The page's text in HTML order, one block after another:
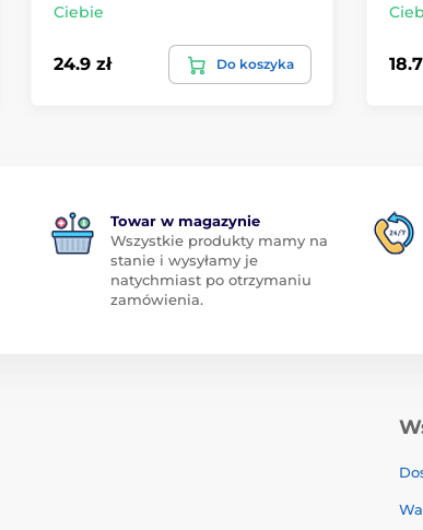
Ciebie
24.9 zł Do koszyka
Towar w magazynie
Wszystkie produkty mamy na
stanie i wysyłamy je
natychmiast po otrzymaniu
zamówienia.